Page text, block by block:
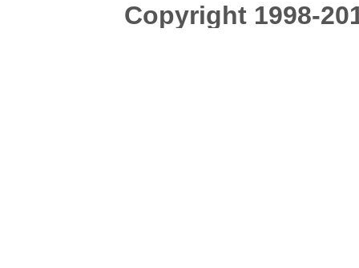
Copyright 1998-